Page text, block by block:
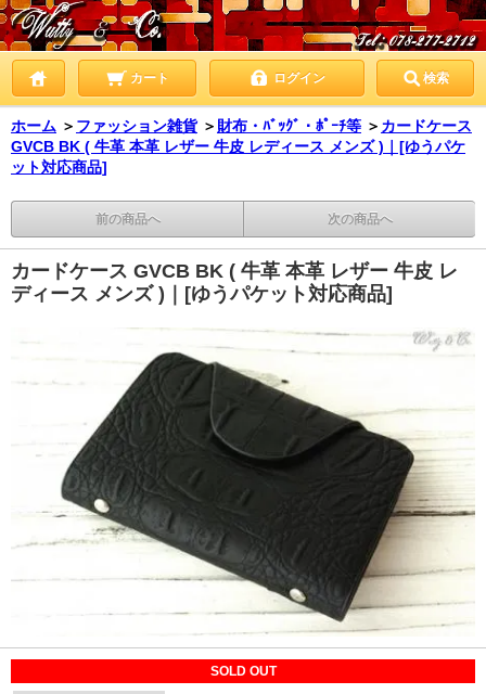
カート ログイン 検索
ホーム ＞ ファッション雑貨 ＞ 財布・ﾊﾞｯｸﾞ・ﾎﾟｰﾁ等 ＞ カードケース
GVCB BK ( 牛革 本革 レザー 牛皮 レディース メンズ )｜[ゆうパケ
ット対応商品]
前の商品へ 次の商品へ
カードケース GVCB BK ( 牛革 本革 レザー 牛皮 レ
ディース メンズ )｜[ゆうパケット対応商品]
SOLD OUT